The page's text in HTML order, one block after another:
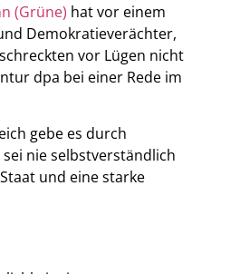
(Grüne) hat vor einem
Demokratieverächter,
vor Lügen nicht
dpa bei einer Rede im
gebe es durch
nie selbstverständlich
und eine starke